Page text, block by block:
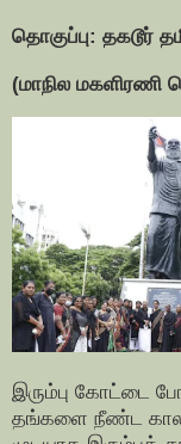
தொகுப்பு: தகடூர்
(மாநில மகளிரணி
இரும்பு கோட்டை
தங்களை நீண்ட